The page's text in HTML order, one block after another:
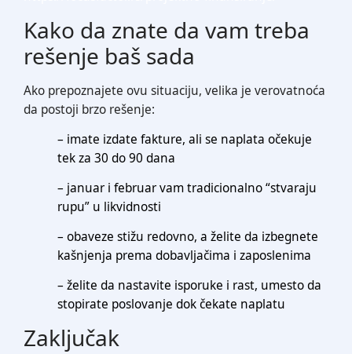
Kako da znate da vam treba
rešenje baš sada
Ako prepoznajete ovu situaciju, velika je verovatnoća
da postoji brzo rešenje:
– imate izdate fakture, ali se naplata očekuje
tek za 30 do 90 dana
– januar i februar vam tradicionalno “stvaraju
rupu” u likvidnosti
– obaveze stižu redovno, a želite da izbegnete
kašnjenja prema dobavljačima i zaposlenima
– želite da nastavite isporuke i rast, umesto da
stopirate poslovanje dok čekate naplatu
Zaključak